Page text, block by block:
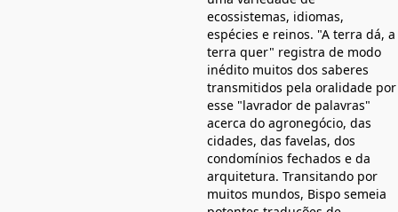
ecossistemas, idiomas,
espécies e reinos. "A terra dá, a
terra quer" registra de modo
inédito muitos dos saberes
transmitidos pela oralidade por
esse "lavrador de palavras"
acerca do agronegócio, das
cidades, das favelas, dos
condomínios fechados e da
arquitetura. Transitando por
muitos mundos, Bispo semeia